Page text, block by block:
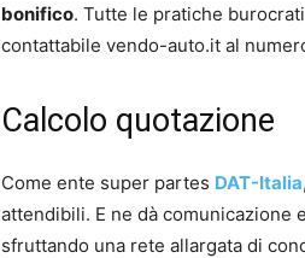
bonifico. Tutte le pratiche
contattabile vendo-auto.it al
Calcolo quotazione
Come ente super partes DAT-Italia
attendibili. E ne dà comunicazione
sfruttando una rete allargata di